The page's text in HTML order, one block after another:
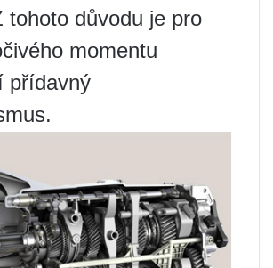
tohoto důvodu je pro
momentu
přídavný